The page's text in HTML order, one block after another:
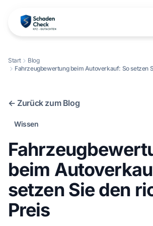
LEISTUNGEN
STANDORTE
BLOG
ÜBER UNS
KONTAKT
+49 1522 8247114
Schaden melden
Start
Blog
Fahrzeugbewertung beim Autoverkauf: So setzen
← Zurück zum Blog
Wissen
beim
setzen Sie den
Preis